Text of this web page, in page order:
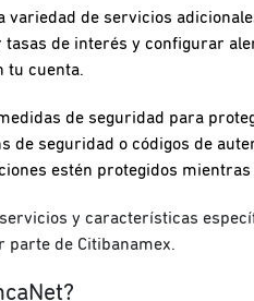
variedad de servicios
de interés y configurar
tu cuenta.
de seguridad para
de seguridad o códigos de
estén protegidos
y características
parte de Citibanamex.